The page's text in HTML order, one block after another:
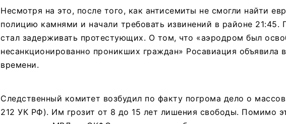
Несмотря на это, после того, как антисемиты не смогли найти
полицию камнями и начали требовать извинений в районе
стал задерживать протестующих. О том, что «аэродром был
несанкционированно проникших граждан» Росавиация объявила
времени.
Следственный комитет возбудил по факту погрома дело о
212 УК РФ). Им грозит от 8 до 15 лет лишения свободы. Помимо